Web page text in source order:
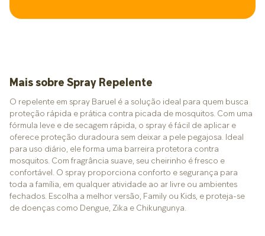
Mais sobre Spray Repelente
O repelente em spray Baruel é a solução ideal para quem busca
proteção rápida e prática contra picada de mosquitos. Com uma
fórmula leve e de secagem rápida, o spray é fácil de aplicar e
oferece proteção duradoura sem deixar a pele pegajosa. Ideal
para uso diário, ele forma uma barreira protetora contra
mosquitos. Com fragrância suave, seu cheirinho é fresco e
confortável. O spray proporciona conforto e segurança para
toda a família, em qualquer atividade ao ar livre ou ambientes
fechados. Escolha a melhor versão, Family ou Kids, e proteja-se
de doenças como Dengue, Zika e Chikungunya.